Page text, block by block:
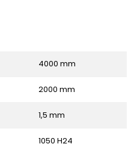
4000 mm
2000 mm
1,5 mm
1050 H24